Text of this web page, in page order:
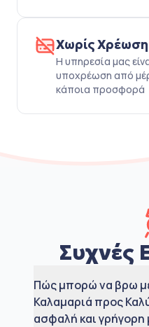
Χωρίς Χρέωση
Η υπηρεσία μας
υποχρέωση από
κάποια προσφορά
Συχνές
Πώς μπορώ να βρω
Καλαμαριά προς
ασφαλή και